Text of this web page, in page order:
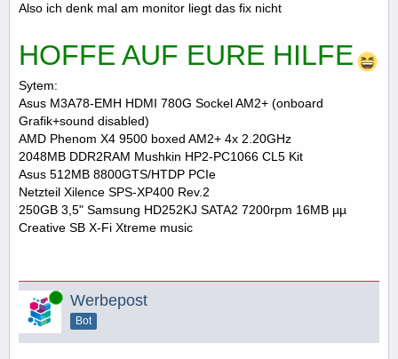
Also ich denk mal am monitor liegt das fix nicht
HOFFE AUF EURE HILFE
Sytem:
Asus M3A78-EMH HDMI 780G Sockel AM2+ (onboard
Grafik+sound disabled)
AMD Phenom X4 9500 boxed AM2+ 4x 2.20GHz
2048MB DDR2RAM Mushkin HP2-PC1066 CL5 Kit
Asus 512MB 8800GTS/HTDP PCIe
Netzteil Xilence SPS-XP400 Rev.2
250GB 3,5" Samsung HD252KJ SATA2 7200rpm 16MB µµ
Creative SB X-Fi Xtreme music
Online Werbepost
Bot